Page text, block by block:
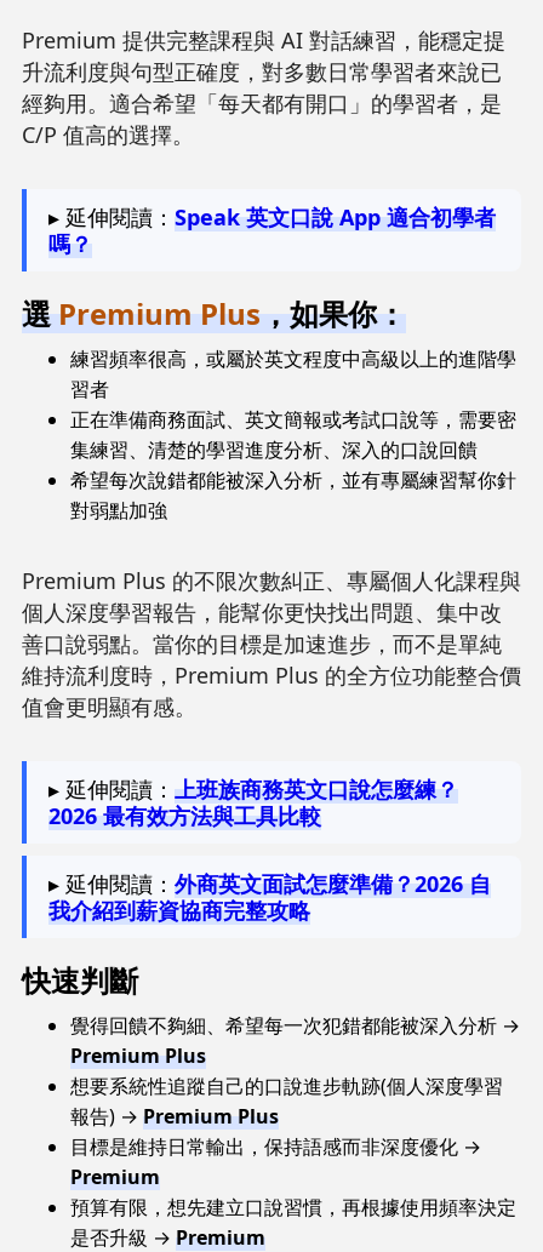
Premium 提供完整課程與 AI 對話練習，能穩定提
升流利度與句型正確度，對多數日常學習者來說已
經夠用。適合希望「每天都有開口」的學習者，是
C/P 值高的選擇。
▸ 延伸閱讀： Speak 英文口說 App 適合初學者
嗎？
選Premium Plus，如果你：
練習頻率很高，或屬於英文程度中高級以上的進階學
習者
正在準備商務面試、英文簡報或考試口說等，需要密
集練習、清楚的學習進度分析、深入的口說回饋
希望每次說錯都能被深入分析，並有專屬練習幫你針
對弱點加強
Premium Plus 的不限次數糾正、專屬個人化課程與
個人深度學習報告，能幫你更快找出問題、集中改
善口說弱點。當你的目標是加速進步，而不是單純
維持流利度時，Premium Plus 的全方位功能整合價
值會更明顯有感。
▸ 延伸閱讀： 上班族商務英文口說怎麼練？
2026 最有效方法與工具比較
▸ 延伸閱讀： 外商英文面試怎麼準備？2026 自
我介紹到薪資協商完整攻略
快速判斷
覺得回饋不夠細、希望每一次犯錯都能被深入分析 →
Premium Plus
想要系統性追蹤自己的口說進步軌跡(個人深度學習
報告) → Premium Plus
目標是維持日常輸出，保持語感而非深度優化 →
Premium
預算有限，想先建立口說習慣，再根據使用頻率決定
是否升級 → Premium